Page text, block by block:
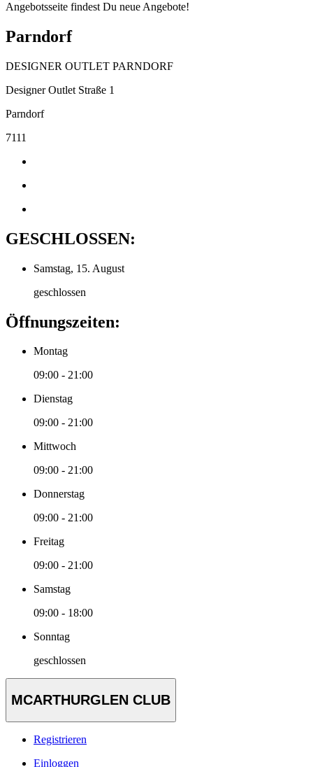
Angebotsseite findest Du neue Angebote!
Parndorf
DESIGNER OUTLET PARNDORF
Designer Outlet Straße 1
Parndorf
7111
GESCHLOSSEN:
Samstag, 15. August
geschlossen
Öffnungszeiten:
Montag
09:00 - 21:00
Dienstag
09:00 - 21:00
Mittwoch
09:00 - 21:00
Donnerstag
09:00 - 21:00
Freitag
09:00 - 21:00
Samstag
09:00 - 18:00
Sonntag
geschlossen
MCARTHURGLEN CLUB
Registrieren
Einloggen